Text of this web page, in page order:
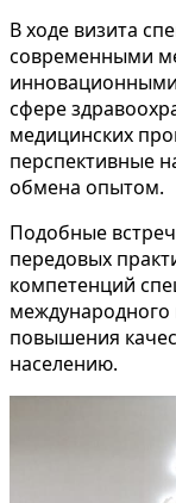
В ходе визита
современными
сфере
медицинских
перспективные
обмена опытом.
Подобные
передовых
компетенций
международного
повышения
населению.